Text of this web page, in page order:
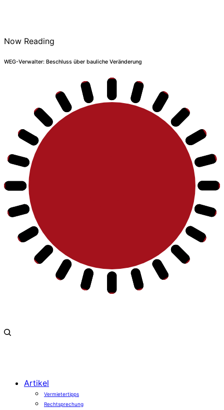
Now Reading
WEG-Verwalter: Beschluss über bauliche Veränderung
Artikel
Vermietertipps
Rechtsprechung